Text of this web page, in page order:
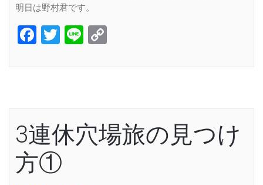
明日は野村君です。
Facebook
Twitter
Line
3連休穴場旅の見つけ
方①